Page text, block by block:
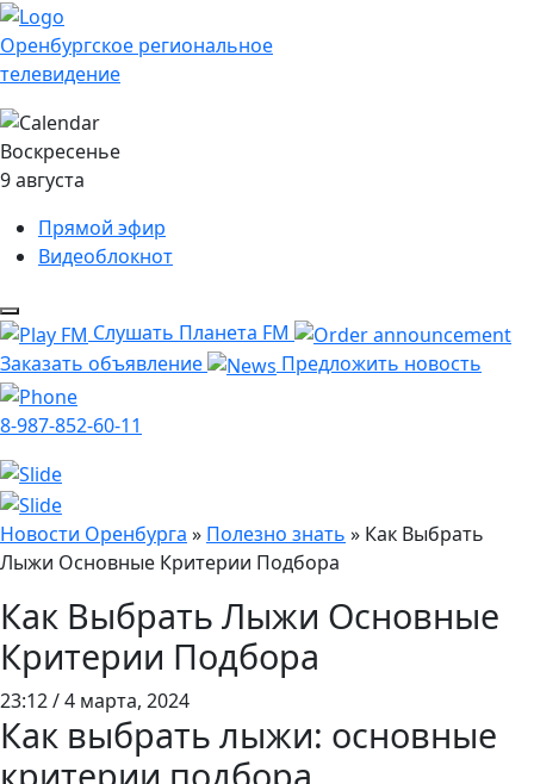
Оренбургское региональное
телевидение
Воскресенье
9 августа
Прямой эфир
Видеоблокнот
Слушать Планета FM
Заказать объявление
Предложить новость
8-987-852-60-11
Новости Оренбурга » Полезно знать » Как Выбрать
Лыжи Основные Критерии Подбора
Как Выбрать Лыжи Основные
Критерии Подбора
23:12 / 4 марта, 2024
Как выбрать лыжи: основные